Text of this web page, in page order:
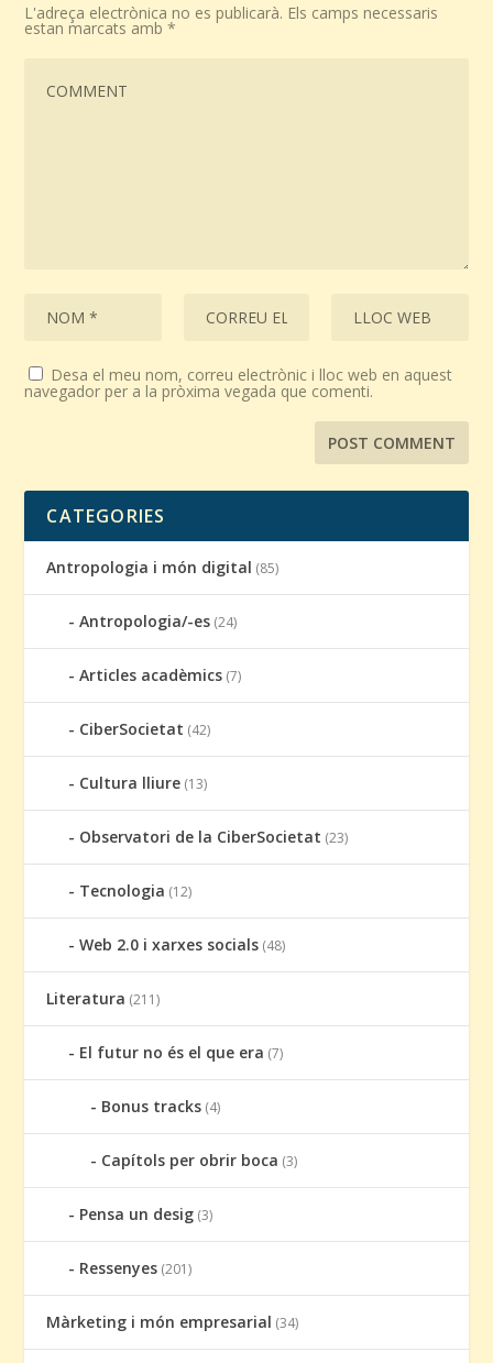
L'adreça electrònica no es publicarà. Els camps necessaris
estan marcats amb*
Desa el meu nom, correu electrònic i lloc web en aquest
navegador per a la pròxima vegada que comenti.
CATEGORIES
Antropologia i món digital (85)
Antropologia/-es (24)
Articles acadèmics (7)
CiberSocietat (42)
Cultura lliure (13)
Observatori de la CiberSocietat (23)
Tecnologia (12)
Web 2.0 i xarxes socials (48)
Literatura (211)
El futur no és el que era (7)
Bonus tracks (4)
Capítols per obrir boca (3)
Pensa un desig (3)
Ressenyes (201)
Màrketing i món empresarial (34)